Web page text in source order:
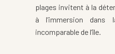
plages invitent à la
à l’immersion dans
incomparable de l’île.